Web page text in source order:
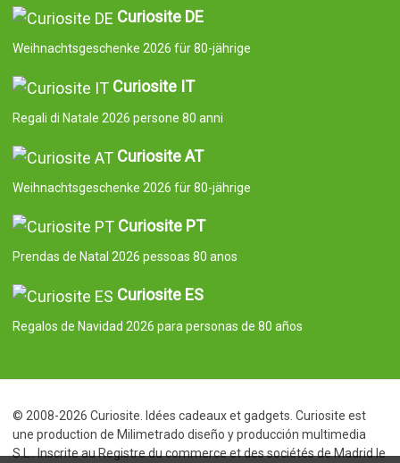
Curiosite DE
Weihnachtsgeschenke 2026 für 80-jährige
Curiosite IT
Regali di Natale 2026 persone 80 anni
Curiosite AT
Weihnachtsgeschenke 2026 für 80-jährige
Curiosite PT
Prendas de Natal 2026 pessoas 80 anos
Curiosite ES
Regalos de Navidad 2026 para personas de 80 años
© 2008-2026 Curiosite. Idées cadeaux et gadgets. Curiosite est
une production de Milimetrado diseño y producción multimedia
S.L.. Inscrite au Registre du commerce et des sociétés de Madrid le